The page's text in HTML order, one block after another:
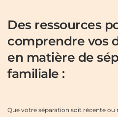
Des ressources
comprendre vos
en matière de
familiale :
Que votre séparation soit récente ou